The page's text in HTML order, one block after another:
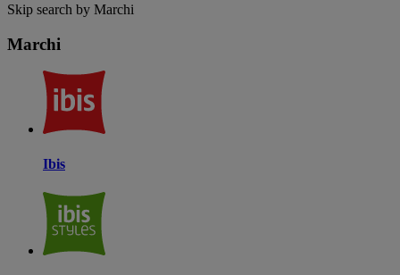
Skip search by Marchi
Marchi
Ibis